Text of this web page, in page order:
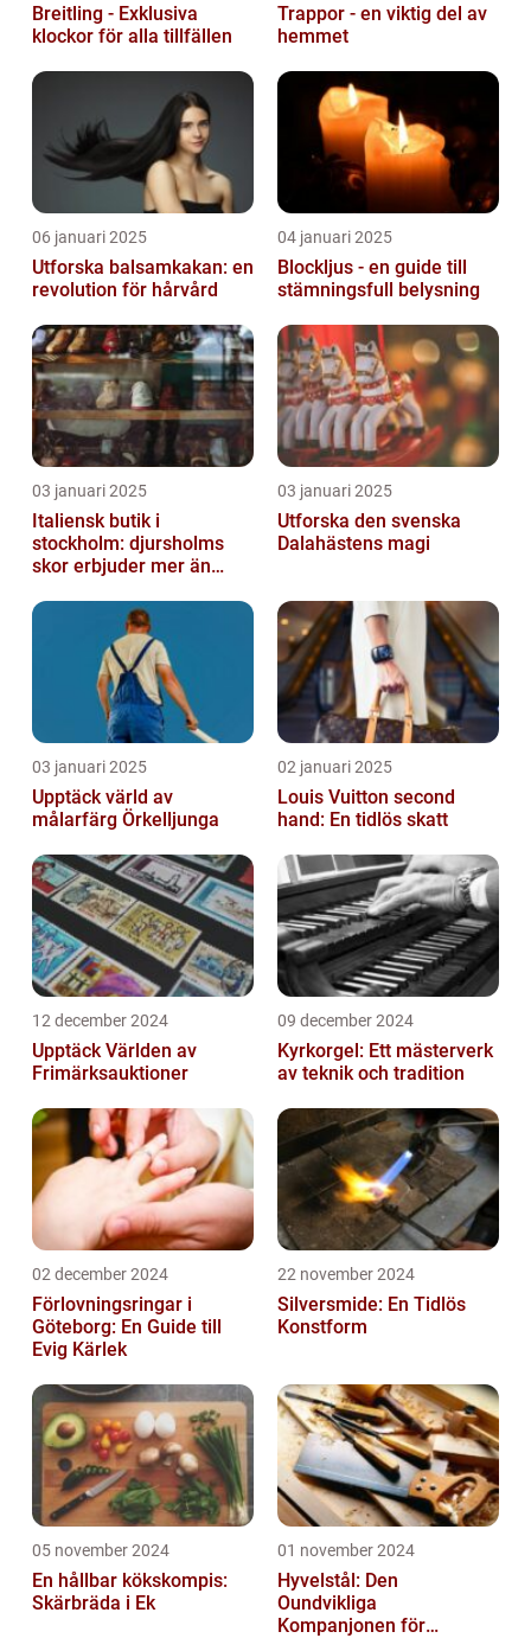
Breitling - Exklusiva
klockor för alla tillfällen
Trappor - en viktig del av
hemmet
06 januari 2025
Utforska balsamkakan: en
revolution för hårvård
04 januari 2025
Blockljus - en guide till
stämningsfull belysning
03 januari 2025
Italiensk butik i
stockholm: djursholms
skor erbjuder mer än
03 januari 2025
Utforska den svenska
Dalahästens magi
03 januari 2025
Upptäck värld av
målarfärg Örkelljunga
02 januari 2025
Louis Vuitton second
hand: En tidlös skatt
12 december 2024
Upptäck Världen av
Frimärksauktioner
09 december 2024
Kyrkorgel: Ett mästerverk
av teknik och tradition
02 december 2024
Förlovningsringar i
Göteborg: En Guide till
Evig Kärlek
22 november 2024
Silversmide: En Tidlös
Konstform
05 november 2024
En hållbar kökskompis:
Skärbräda i Ek
01 november 2024
Hyvelstål: Den
Oundvikliga
Kompanjonen för